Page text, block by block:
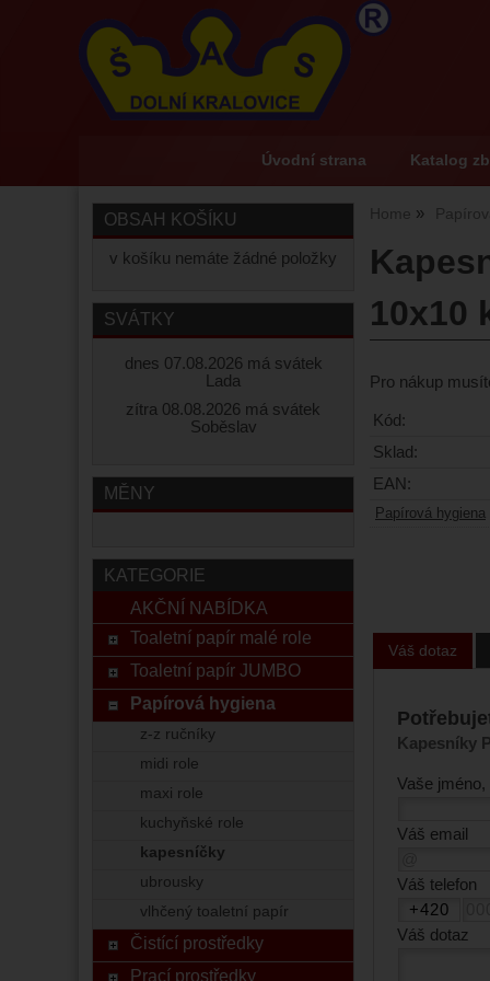
Úvodní strana Katalog
Home
10x10
Pro nákup
Kód:
Sklad:
EAN:
Papírová hygiena
Váš dotaz
Kapesníky
Vaše
Váš email
Váš telefon
Váš dotaz
OBSAH KOŠÍKU
v košíku nemáte žádné položky
SVÁTKY
dnes 07.08.2026 má svátek
Lada
zítra 08.08.2026 má svátek
Soběslav
MĚNY
KATEGORIE
AKČNÍ NABÍDKA
Toaletní papír malé role
Toaletní papír JUMBO
Papírová hygiena
z-z ručníky
midi role
maxi role
kuchyňské role
kapesníčky
ubrousky
vlhčený toaletní papír
Čistící prostředky
Prací prostředky